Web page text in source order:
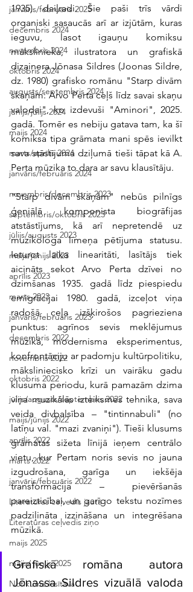
janvāris/februāris 2025
decembris 2024
novembris 2024
oktobris 2024
augusts/septembris 2024
jūnijs/jūlijs 2024
maijs 2024
marts/aprīlis 2024
janvāris/februāris 2024
novembris/decembris 2023
septembris/oktobris 2023
jūlijs/augusts 2023
maijs/jūnijs 2023
aprīlis 2023
marts 2023
janvāris/februāris 2023
decembris 2022
novembris 2022
oktobris 2022
jūlijs/augusts/septembris 2022
maijs/jūnijs 2022
aprīlis 2022
marts 2022
janvāris/februāris 2022
Literatūras ceļvedis jautā
Literatūras ceļvedis ziņo
maijs 2025
maijs/ jūnijs 2025
Notikuma lasītava
1935) daiļradi. Šie paši trīs vārdi
organiski sasaucās arī ar izjūtām, kuras
ieguvu, lasot igauņu komiksu
mākslinieka, ilustratora un grafiskā
dizainera Jōnasa Sildres (Joonas Sildre,
dz. 1980) grafisko romānu "Starp divām
skaņām: Arvo Perta ceļš līdz savai skaņu
valodai", ko izdevuši "Aminori", 2025.
gadā. Tomēr es nebiju gatava tam, ka šī
komiksa tipa grāmata mani spēs ievilkt
sava stāstījuma dziļumā tieši tāpat kā A.
Perta mūzika to dara ar savu klausītāju.
"Starp divām skaņām" nebūs pilnīgs
ģeniālā komponista biogrāfijas
atstāstījums, kā arī nepretendē uz
muzikologa līmeņa pētījuma statusu.
Ieturot laika linearitāti, lasītājs tiek
aicināts sekot Arvo Perta dzīvei no
dzimšanas 1935. gadā līdz piespiedu
emigrācijai 1980. gadā, izceļot viņa
radošā ceļa izšķirošos pagrieziena
punktus: agrīnos sevis meklējumus
mūzikā, modernisma eksperimentus,
konfrontāciju ar padomju kultūrpolitiku,
māksliniecisko krīzi un vairāku gadu
klusuma periodu, kurā pamazām dzima
viņa muzikālās izteiksmes tehnika, sava
veida divbalsība – "tintinnabuli" (no
latīņu val. "mazi zvaniņi"). Tieši klusums
grāmatas sižeta līnijā ieņem centrālo
vietu, kur Pertam noris sevis no jauna
izgudrošana, garīga un iekšēja
transformācija – pievēršanās
pareizticībai, un garīgo tekstu nozīmes
padziļināta izzināšana un integrēšana
mūzikā.
Grafiskā romāna autora
Jōnassa Sildres vizuālā valoda